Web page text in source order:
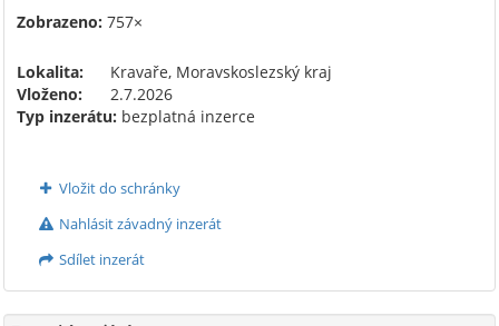
Zobrazeno: 757×
Lokalita:
Kravaře, Moravskoslezský kraj
Vloženo:
2.7.2026
Typ inzerátu: bezplatná inzerce
Vložit do schránky
Nahlásit závadný inzerát
Sdílet inzerát